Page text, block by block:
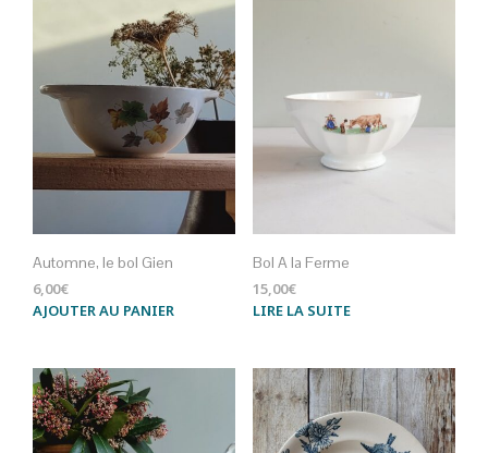
Automne, le bol Gien
6,00€
AJOUTER AU PANIER
Bol A la Ferme
15,00€
LIRE LA SUITE